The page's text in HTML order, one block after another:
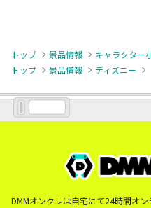
トップ 景品情報 キャラクター
トップ
景品情報 ディズニー
DMMオンクレは自宅にて24時間オ